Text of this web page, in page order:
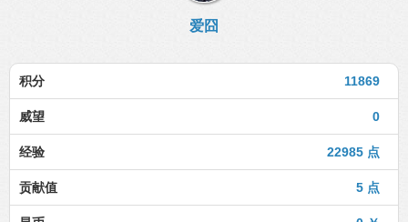
爱囧
11869
积分
0
威望
22985 点
经验
5 点
贡献值